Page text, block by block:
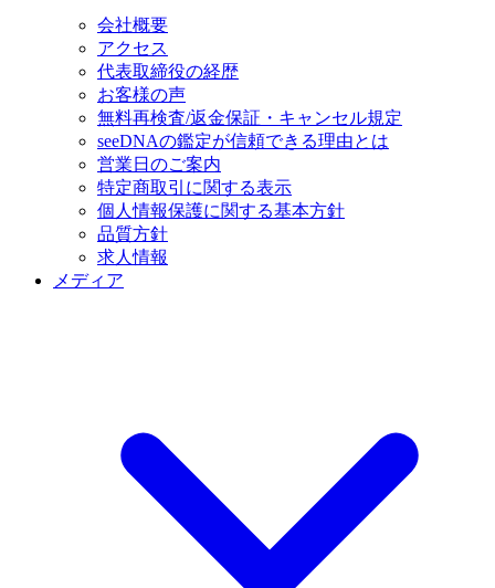
会社概要
アクセス
代表取締役の経歴
お客様の声
無料再検査/返金保証・キャンセル規定
seeDNAの鑑定が信頼できる理由とは
営業日のご案内
特定商取引に関する表示
個人情報保護に関する基本方針
品質方針
求人情報
メディア